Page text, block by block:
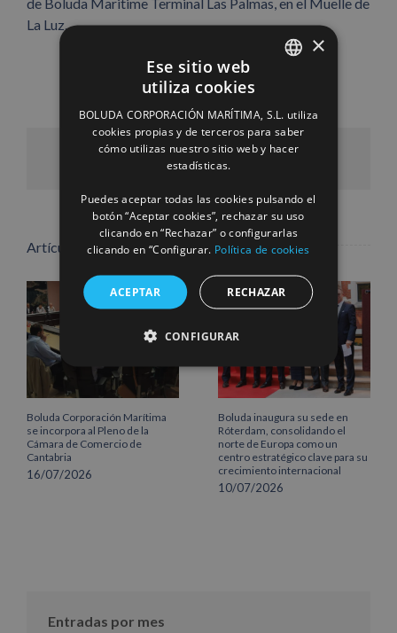
de Boluda Maritime Terminal Las Palmas, en el Muelle de
La Luz.
Facebook
X LinkedInWhatsApp
PinterestCorreo
Artículos relacionados
Boluda Corporación Marítima
se incorpora al Pleno de la
Cámara de Comercio de
Cantabria
16/07/2026
Boluda inaugura su sede en
Róterdam, consolidando el
norte de Europa como un
centro estratégico clave para su
crecimiento internacional
10/07/2026
Entradas por mes
ENGLISH
FRENCH
×
Ese sitio web
utiliza cookies
BOLUDA CORPORACIÓN MARÍTIMA, S.L. utiliza
cookies propias y de terceros para saber
cómo utilizas nuestro sitio web y hacer
estadísticas.
Puedes aceptar todas las cookies pulsando el
botón “Aceptar cookies”, rechazar su uso
clicando en “Rechazar” o configurarlas
clicando en “Configurar. Política de cookies
ACEPTAR RECHAZAR
CONFIGURAR